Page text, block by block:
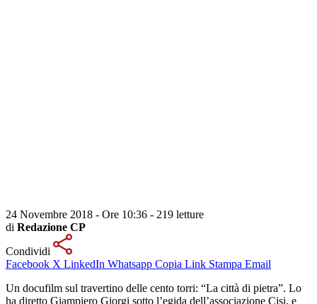
24 Novembre 2018 - Ore 10:36 - 219 letture
di Redazione CP
Condividi
Facebook X LinkedIn Whatsapp Copia Link Stampa Email
Un docufilm sul travertino delle cento torri: “La città di pietra”. Lo
ha diretto Giampiero Giorgi sotto l’egida dell’associazione Cisi, e